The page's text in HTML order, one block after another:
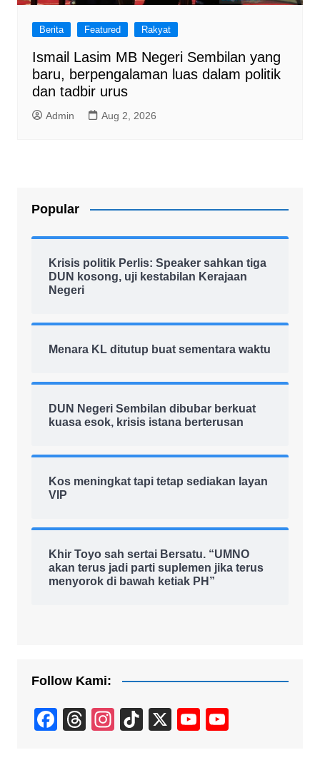
Berita Featured Rakyat
Ismail Lasim MB Negeri Sembilan yang
baru, berpengalaman luas dalam politik
dan tadbir urus
Admin Aug 2, 2026
Popular
Krisis politik Perlis: Speaker sahkan tiga
DUN kosong, uji kestabilan Kerajaan
Negeri
Menara KL ditutup buat sementara waktu
DUN Negeri Sembilan dibubar berkuat
kuasa esok, krisis istana berterusan
Kos meningkat tapi tetap sediakan layan
VIP
Khir Toyo sah sertai Bersatu. “UMNO
akan terus jadi parti suplemen jika terus
menyorok di bawah ketiak PH”
Follow Kami:
F
T
In
Ti
X
Y